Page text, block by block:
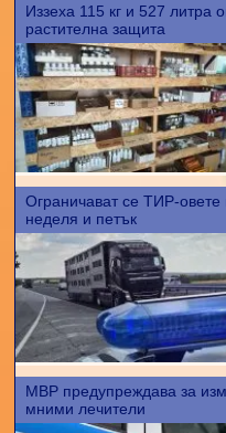
Иззеха 115 кг и 527 литра
растителна защита
Ограничават се ТИР-овете
неделя и петък
МВР предупреждава за
мними лечители